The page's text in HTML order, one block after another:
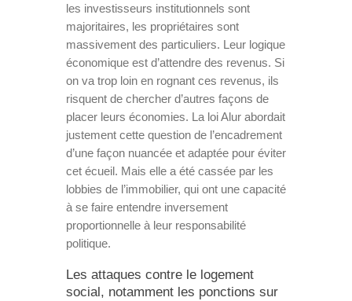
les investisseurs institutionnels sont
majoritaires, les propriétaires sont
massivement des particuliers. Leur logique
économique est d’attendre des revenus. Si
on va trop loin en rognant ces revenus, ils
risquent de chercher d’autres façons de
placer leurs économies. La loi Alur abordait
justement cette question de l’encadrement
d’une façon nuancée et adaptée pour éviter
cet écueil. Mais elle a été cassée par les
lobbies de l’immobilier, qui ont une capacité
à se faire entendre inversement
proportionnelle à leur responsabilité
politique.
Les attaques contre le logement
social, notamment les ponctions sur